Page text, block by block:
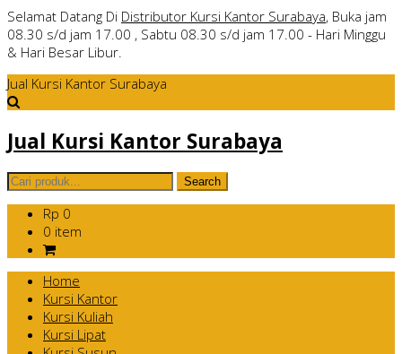
Selamat Datang Di Distributor Kursi Kantor Surabaya, Buka jam
08.30 s/d jam 17.00 , Sabtu 08.30 s/d jam 17.00 - Hari Minggu
& Hari Besar Libur.
Jual Kursi Kantor Surabaya
Jual Kursi Kantor Surabaya
Rp 0
0 item
Home
Kursi Kantor
Kursi Kuliah
Kursi Lipat